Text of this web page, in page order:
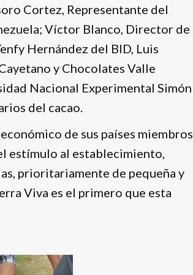
Cortez, Representante del
Víctor Blanco, Director de
Hernández del BID, Luis
y Chocolates Valle
Nacional Experimental Simón
del cacao.
de sus países miembros
estímulo al establecimiento,
prioritariamente de pequeña y
Viva es el primero que esta